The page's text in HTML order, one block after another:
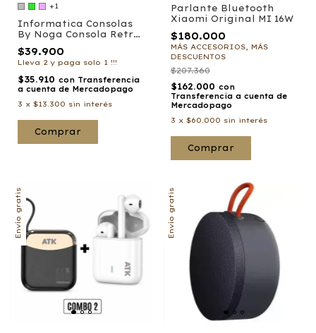
+1
Informatica Consolas
By Noga Consola Retro
POCKY R5
$39.900
Lleva 2 y paga solo 1 !!!
$35.910 con Transferencia
a cuenta de Mercadopago
3 x $13.300 sin interés
Comprar
Parlante Bluetooth
Xiaomi Original MI 16W
$180.000
MÁS ACCESORIOS, MÁS
DESCUENTOS
$207.360
$162.000 con
Transferencia a cuenta de
Mercadopago
3 x $60.000 sin interés
Envío gratis Envío gratis